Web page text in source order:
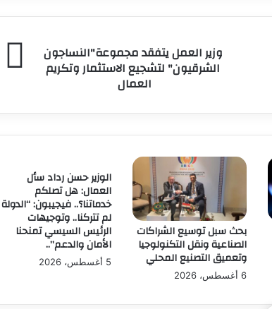
العمل
الاستثمار
العمال
وزير العمل يتفقد مجموعة"النساجون
الشرقيون" لتشجيع الاستثمار وتكريم
العمال
بحث سبل توسيع الشراكات
الصناعية ونقل التكنولوجيا
وتعميق التصنيع المحلي
6 أغسطس، 2026
الوزير حسن رداد سأل
العمال: هل تصلكم
خدماتنا؟.. فيجيبون: “الدولة
لم تتركنا.. وتوجيهات
الرئيس السيسي تمنحنا
الأمان والدعم”..
5 أغسطس، 2026